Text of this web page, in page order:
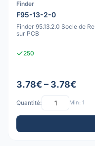
Finder
F95-13-2-0
Finder 95.13.2.0 Socle de
sur PCB
250
3.78€ – 3.78€
Quantité: Min: 1